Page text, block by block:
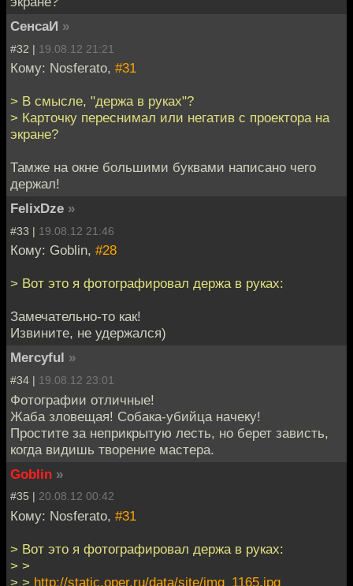
СенсаИ »
#32 | 19.08.12 21:21
Кому: Nosferato, #31
> В смысле, "держа в руках"?
> Карточку переснимал или негатив с проектора на
экране?
Тамже на окне большими буквами написано чего
держал!
FelixDze »
#33 | 19.08.12 21:46
Кому: Goblin, #28
> Вот это я фотографировал держа в руках:
Замечательно-то как!
Извините, не удержался)
Mercyful »
#34 | 19.08.12 23:01
Фотографии отличные!
Жаба зловещая! Собака-убийца начеку!
Простите за неприкрытую лесть, но берет зависть,
когда видишь творение мастера.
Goblin »
#35 | 20.08.12 00:42
Кому: Nosferato, #31
> Вот это я фотографировал держа в руках:
> >
> > http://static.oper.ru/data/site/img_1165.jpg